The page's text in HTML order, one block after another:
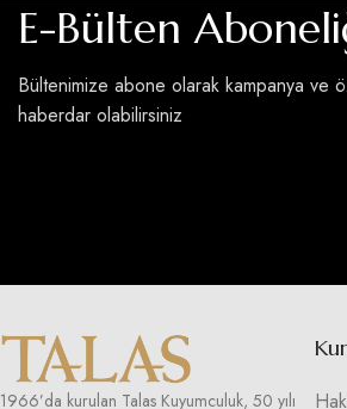
E-Bülten
Bültenimize abone olarak kampanya ve
haberdar olabilirsiniz
1966’da kurulan Talas Kuyumculuk, 50 yılı